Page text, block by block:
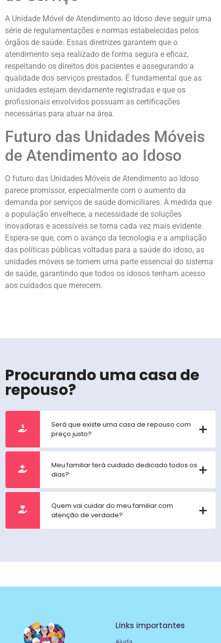
A Unidade Móvel de Atendimento ao Idoso deve seguir uma
série de regulamentações e normas estabelecidas pelos
órgãos de saúde. Essas diretrizes garantem que o
atendimento seja realizado de forma segura e eficaz,
respeitando os direitos dos pacientes e assegurando a
qualidade dos serviços prestados. É fundamental que as
unidades estejam devidamente registradas e que os
profissionais envolvidos possuam as certificações
necessárias para atuar na área.
Futuro das Unidades Móveis
de Atendimento ao Idoso
O futuro das Unidades Móveis de Atendimento ao Idoso
parece promissor, especialmente com o aumento da
demanda por serviços de saúde domiciliares. À medida que
a população envelhece, a necessidade de soluções
inovadoras e acessíveis se torna cada vez mais evidente.
Espera-se que, com o avanço da tecnologia e a ampliação
das políticas públicas voltadas para a saúde do idoso, as
unidades móveis se tornem uma parte essencial do sistema
de saúde, garantindo que todos os idosos tenham acesso
aos cuidados que merecem.
Procurando uma casa de
repouso?
Será que existe uma casa de repouso com
preço justo?
Meu familiar terá cuidado dedicado todos os
dias?
Quem vai cuidar do meu familiar com
atenção de verdade?
Links importantes